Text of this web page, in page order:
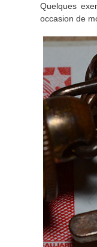
Quelques
occasion de